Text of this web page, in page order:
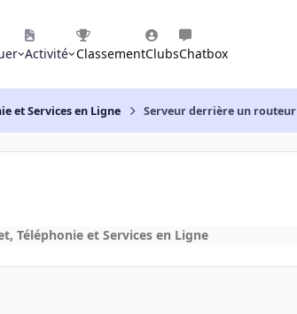
Activité ClassementClubsChatbox
et Services en Ligne Serveur derrière un routeur
Téléphonie et Services en Ligne